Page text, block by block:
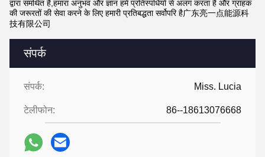
संपर्क
संपर्क: Miss. Lucia
टेलीफोन: 86--18613076668
द्वारा समर्थित है,हमारा अनुभव और ज्ञान हमें प्रतिस्पर्धियों से अलग करता है और ग्राहक
की जरूरतों की सेवा करने के लिए हमारी प्रतिबद्धता सर्वोपरि है广东亮一点能源科
技有限公司